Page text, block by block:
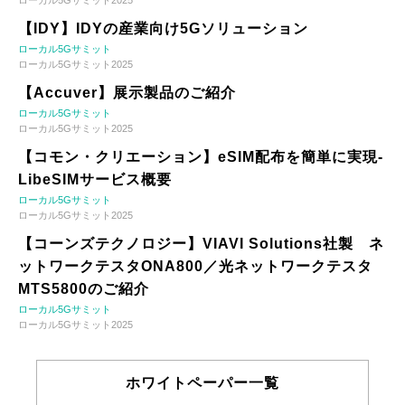
【IDY】IDYの産業向け5Gソリューション
ローカル5Gサミット
ローカル5Gサミット2025
【Accuver】展示製品のご紹介
ローカル5Gサミット
ローカル5Gサミット2025
【コモン・クリエーション】eSIM配布を簡単に実現-
LibeSIMサービス概要
ローカル5Gサミット
ローカル5Gサミット2025
【コーンズテクノロジー】VIAVI Solutions社製 ネ
ットワークテスタONA800／光ネットワークテスタ
MTS5800のご紹介
ローカル5Gサミット
ローカル5Gサミット2025
ホワイトペーパー一覧